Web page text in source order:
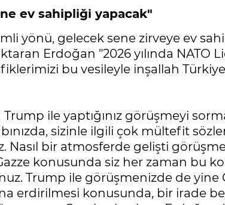
ev sahipliği yapacak"
yönü, gelecek sene zirveye ev
Erdoğan "2026 yılında NATO
bu vesileyle inşallah
ile yaptığınız görüşmeyi
sizinle ilgili çok mültefit
Nasıl bir atmosferde gelişti
konusunda siz her zaman bu
Trump ile görüşmenizde de yine
erdirilmesi konusunda, bir irade